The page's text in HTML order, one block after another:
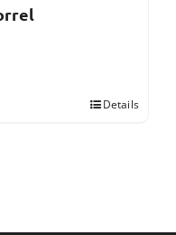
Details